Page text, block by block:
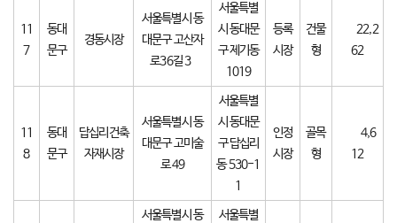
11
7
동대
문구
경동시장
서울특별시 동
대문구 고산자
로36길 3
서울특별
시 동대문
구 제기동
1019
등록
시장
건물
형
22,2
62
11
8
동대
문구
답십리건축
자재시장
서울특별시 동
대문구 고미술
로 49
서울특별
시 동대문
구 답십리
동 530-1
1
인정
시장
골목
형
4,6
12
서울특별시 동
서울특별